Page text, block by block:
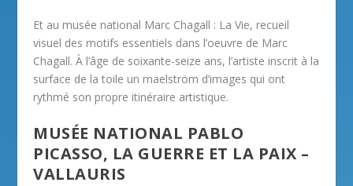
Et au musée national Marc Chagall : La Vie, recueil
visuel des motifs essentiels dans l’oeuvre de Marc
Chagall. À l’âge de soixante-seize ans, l’artiste inscrit à la
surface de la toile un maelström d’images qui ont
rythmé son propre itinéraire artistique.
MUSÉE NATIONAL PABLO
PICASSO, LA GUERRE ET LA PAIX –
VALLAURIS